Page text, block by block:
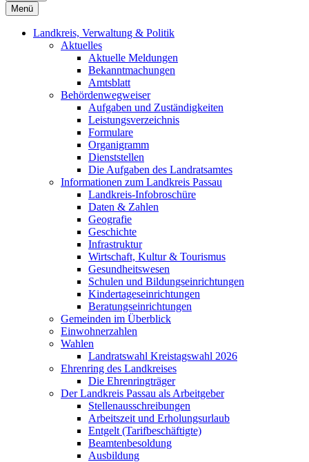
Menü
Landkreis, Verwaltung & Politik
Aktuelles
Aktuelle Meldungen
Bekanntmachungen
Amtsblatt
Behördenwegweiser
Aufgaben und Zuständigkeiten
Leistungsverzeichnis
Formulare
Organigramm
Dienststellen
Die Aufgaben des Landratsamtes
Informationen zum Landkreis Passau
Landkreis-Infobroschüre
Daten & Zahlen
Geografie
Geschichte
Infrastruktur
Wirtschaft, Kultur & Tourismus
Gesundheitswesen
Schulen und Bildungseinrichtungen
Kindertageseinrichtungen
Beratungseinrichtungen
Gemeinden im Überblick
Einwohnerzahlen
Wahlen
Landratswahl Kreistagswahl 2026
Ehrenring des Landkreises
Die Ehrenringträger
Der Landkreis Passau als Arbeitgeber
Stellenausschreibungen
Arbeitszeit und Erholungsurlaub
Entgelt (Tarifbeschäftigte)
Beamtenbesoldung
Ausbildung